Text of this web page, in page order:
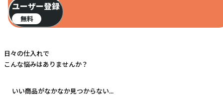
ユーザー登録
無料
日々の仕入れで
こんな悩みはありませんか？
いい商品がなかなか見つからない...